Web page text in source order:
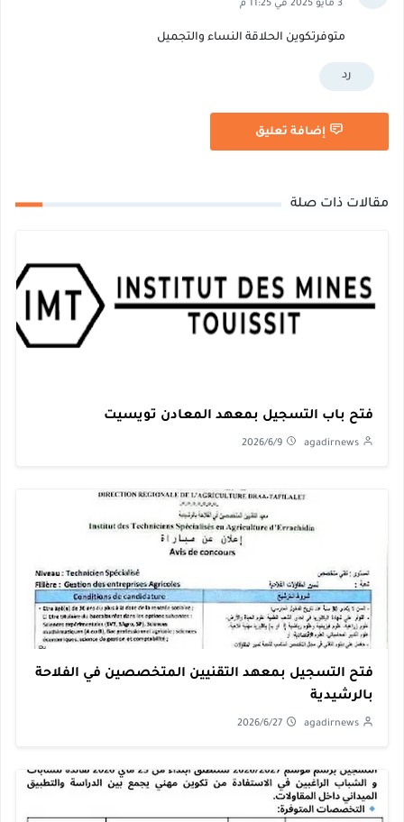
3 مايو 2025 في 11:25 م
متوفرتكوين الحلاقة النساء والتجميل
رد
إضافة تعليق
مقالات ذات صلة
فتح باب التسجيل بمعهد المعادن تويسيت
agadirnews
2026/6/9
فتح التسجيل بمعهد التقنيين المتخصصين في الفلاحة
بالرشيدية
agadirnews
2026/6/27